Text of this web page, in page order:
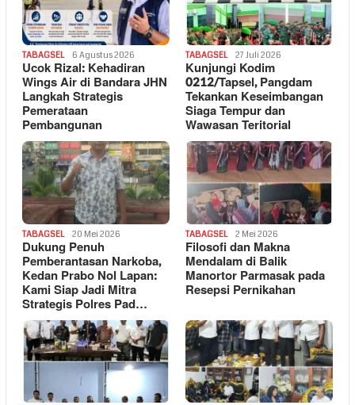
TABAGSEL 6 Agustus 2026
Ucok Rizal: Kehadiran
Wings Air di Bandara JHN
Langkah Strategis
Pemerataan
Pembangunan
TABAGSEL 27 Juli 2026
Kunjungi Kodim
0212/Tapsel, Pangdam
Tekankan Keseimbangan
Siaga Tempur dan
Wawasan Teritorial
TABAGSEL 20 Mei 2026
Dukung Penuh
Pemberantasan Narkoba,
Kedan Prabo Nol Lapan:
Kami Siap Jadi Mitra
Strategis Polres Pad…
TABAGSEL 2 Mei 2026
Filosofi dan Makna
Mendalam di Balik
Manortor Parmasak pada
Resepsi Pernikahan